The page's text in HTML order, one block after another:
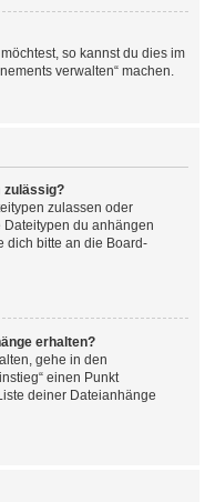
so kannst du dies im
verwalten“ machen.
zulässig?
zulassen oder
du anhängen
dich bitte an die Board-
erhalten?
gehe in den
einen Punkt
deiner Dateianhänge